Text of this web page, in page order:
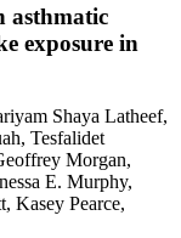
asthmatic
exposure in
Shaya Latheef,
Tesfalidet
Morgan,
E. Murphy,
Kasey Pearce,